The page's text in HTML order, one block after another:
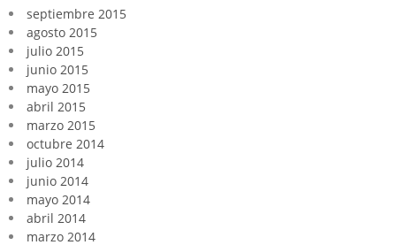
septiembre 2015
agosto 2015
julio 2015
junio 2015
mayo 2015
abril 2015
marzo 2015
octubre 2014
julio 2014
junio 2014
mayo 2014
abril 2014
marzo 2014